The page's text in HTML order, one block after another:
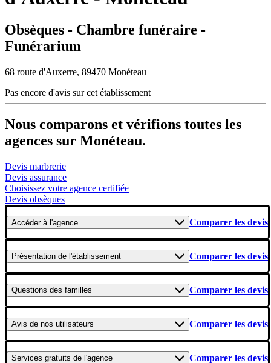
Obsèques - Chambre funéraire -
Funérarium
68 route d'Auxerre, 89470 Monéteau
Pas encore d'avis sur cet établissement
Nous comparons et vérifions toutes les
agences sur Monéteau.
Devis marbrerie
Devis assurance
Choisissez votre agence certifiée
Devis obsèques
Accéderà l'agence Comparer les devis
Présentation de l'établissement Comparer les devis
Questions des familles Comparer les devis
Avis de nos utilisateurs Comparer les devis
Services gratuits de l'agence Comparer les devis